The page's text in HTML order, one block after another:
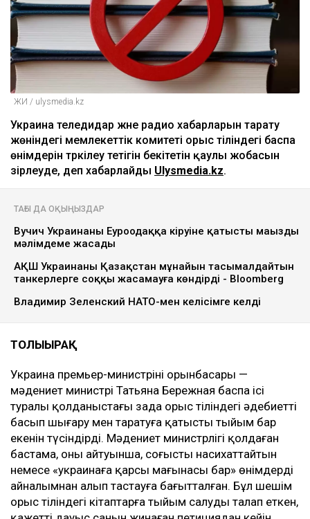
ЖИ / ulysmedia.kz
Украина теледидар және радио хабарларын тарату
жөніндегі мемлекеттік комитеті орыс тіліндегі баспа
өнімдерін тәркілеу тетігін бекітетін қаулы жобасын
әзірлеуде, деп хабарлайды Ulysmedia.kz.
ТАҒЫ ДА ОҚЫҢЫЗДАР
Вучич Украинаның Еуроодаққа кіруіне қатысты маңызды
мәлімдеме жасады
АҚШ Украинаны Қазақстан мұнайын тасымалдайтын
танкерлерге соққы жасамауға көндірді - Bloomberg
Владимир Зеленский НАТО-мен келісімге келді
ТОЛЫҒЫРАҚ
Украина премьер-министрінің орынбасары —
мәдениет министрі Татьяна Бережная баспа ісі
туралы қолданыстағы заңда орыс тіліндегі әдебиетті
басып шығару мен таратуға қатысты тыйым бар
екенін түсіндірді. Мәдениет министрлігі қолдаған
бастама, оның айтуынша, соғысты насихаттайтын
немесе «украинаға қарсы мағынасы бар» өнімдерді
айналымнан алып тастауға бағытталған. Бұл шешім
орыс тіліндегі кітаптарға тыйым салуды талап еткен,